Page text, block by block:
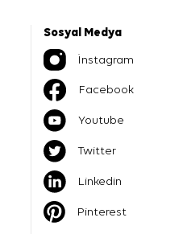
Sosyal Medya
İnstagram
Facebook
Youtube
Twitter
Linkedin
Pinterest